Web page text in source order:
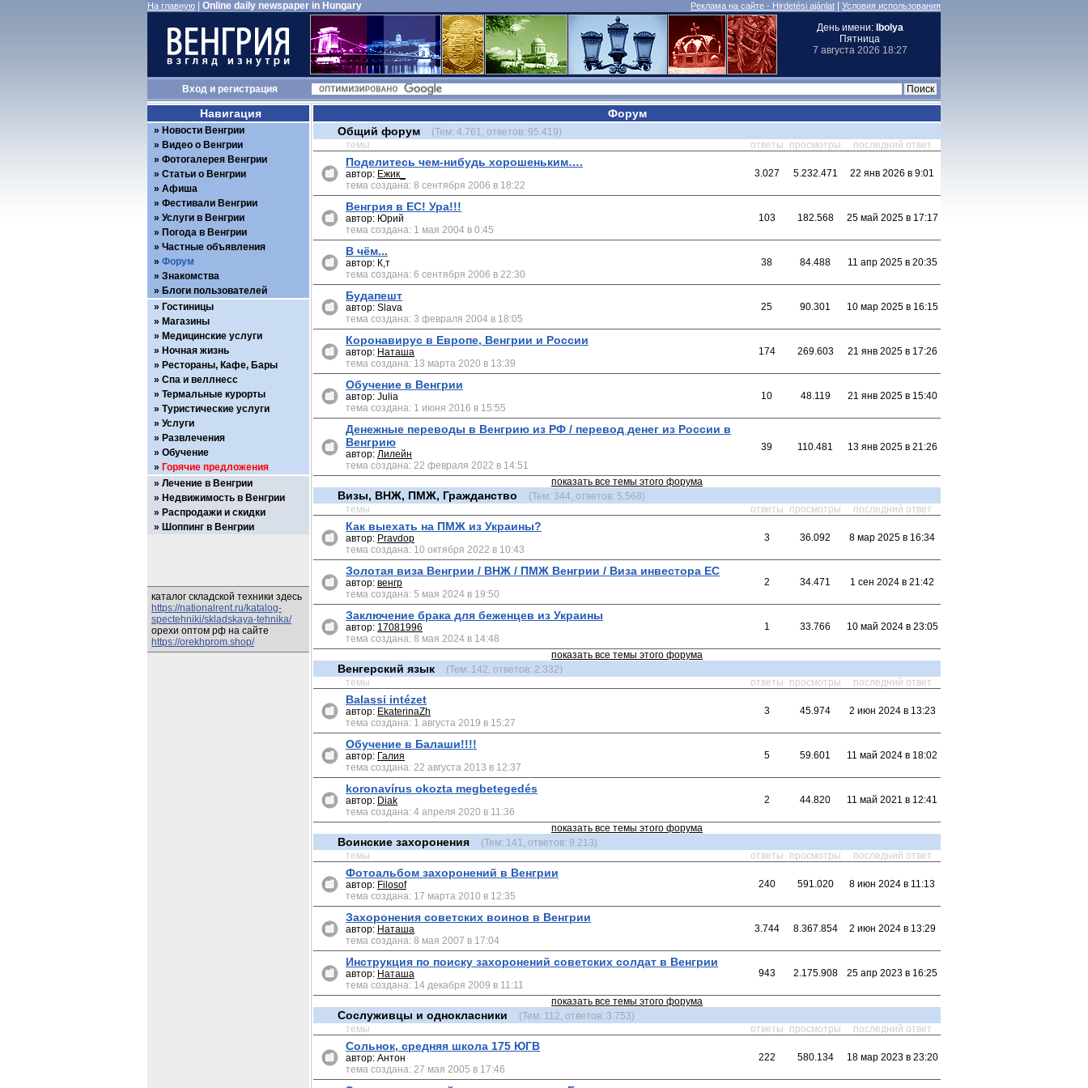
На главную Online daily newspaper in Hungary Реклама на сайте - Hirdetési ajánlat Условия использования
День имени: Ibolya
Пятница
7 августа 2026 18:27
Входи регистрация
Форум
Общий форум
(Тем: 4.761, ответов: 95.419)
темы
ответы просмотры последний ответ
Поделитесь чем-нибудь хорошеньким….
автор: Ежик_
тема создана: 8 сентября 2006 в 18:22
3.027 5.232.471 22 янв 2026 в 9:01
Венгрия в ЕС! Ура!!!
автор: Юрий
тема создана: 1 мая 2004 в 0:45
103 182.568 25 май 2025 в 17:17
В чём...
автор: К,т
тема создана: 6 сентября 2006 в 22:30
38 84.488 11 апр 2025 в 20:35
Будапешт
автор: Slava
тема создана: 3 февраля 2004 в 18:05
25 90.301 10 мар 2025 в 16:15
Коронавирус в Европе, Венгрии и России
автор: Наташа
тема создана: 13 марта 2020 в 13:39
174 269.603 21 янв 2025 в 17:26
Обучение в Венгрии
автор: Julia
тема создана: 1 июня 2016 в 15:55
10 48.119 21 янв 2025 в 15:40
Денежные переводы в Венгрию из РФ / перевод денег из России в
Венгрию
автор: Лилейн
тема создана: 22 февраля 2022 в 14:51
39 110.481 13 янв 2025 в 21:26
показать все темы этого форума
Визы, ВНЖ, ПМЖ, Гражданство
(Тем: 344, ответов: 5.568)
темы
ответы просмотры последний ответ
Как выехать на ПМЖ из Украины?
автор: Pravdop
тема создана: 10 октября 2022 в 10:43
3 36.092 8 мар 2025 в 16:34
Золотая виза Венгрии / ВНЖ / ПМЖ Венгрии / Виза инвестора ЕС
автор: венгр
тема создана: 5 мая 2024 в 19:50
2 34.471 1 сен 2024 в 21:42
Заключение брака для беженцев из Украины
автор: 17081996
тема создана: 8 мая 2024 в 14:48
1 33.766 10 май 2024 в 23:05
показать все темы этого форума
Венгерский язык
(Тем: 142, ответов: 2.332)
темы
ответы просмотры последний ответ
Balassi intézet
автор: EkaterinaZh
тема создана: 1 августа 2019 в 15:27
3 45.974 2 июн 2024 в 13:23
Обучение в Балаши!!!!
автор: Галия
тема создана: 22 августа 2013 в 12:37
5 59.601 11 май 2024 в 18:02
koronavírus okozta megbetegedés
автор: Diak
тема создана: 4 апреля 2020 в 11:36
2 44.820 11 май 2021 в 12:41
показать все темы этого форума
Воинские захоронения
(Тем: 141, ответов: 9.213)
темы
ответы просмотры последний ответ
Фотоальбом захоронений в Венгрии
автор: Filosof
тема создана: 17 марта 2010 в 12:35
240 591.020 8 июн 2024 в 11:13
Захоронения советских воинов в Венгрии
автор: Наташа
тема создана: 8 мая 2007 в 17:04
3.744 8.367.854 2 июн 2024 в 13:29
Инструкция по поиску захоронений советских солдат в Венгрии
автор: Наташа
тема создана: 14 декабря 2009 в 11:11
943 2.175.908 25 апр 2023 в 16:25
показать все темы этого форума
Сослуживцы и однокласники
(Тем: 112, ответов: 3.753)
темы
ответы просмотры последний ответ
Сольнок, средняя школа 175 ЮГВ
автор: Антон
тема создана: 27 мая 2005 в 17:46
222 580.134 18 мар 2023 в 23:20
Навигация
Новости Венгрии
Видео о Венгрии
Фотогалерея Венгрии
Статьи о Венгрии
Афиша
Фестивали Венгрии
Услуги в Венгрии
Погода в Венгрии
Частные объявления
Форум
Знакомства
Блоги пользователей
Гостиницы
Магазины
Медицинские услуги
Ночная жизнь
Рестораны, Кафе, Бары
Спа и веллнесс
Термальные курорты
Туристические услуги
Услуги
Развлечения
Обучение
Горячие предложения
Лечение в Венгрии
Недвижимость в Венгрии
Распродажи и скидки
Шоппинг в Венгрии
каталог складской техники здесь
https://nationalrent.ru/katalog-
spectehniki/skladskaya-tehnika/
орехи оптом рф на сайте
https://orekhprom.shop/